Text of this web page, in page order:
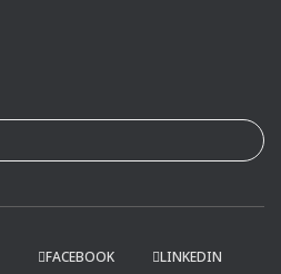
FACEBOOK LINKEDIN